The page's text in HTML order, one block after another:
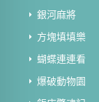
銀河麻將
方塊填填樂
蝴蝶連連看
爆破動物園